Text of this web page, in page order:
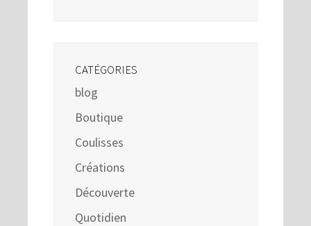
CATÉGORIES
blog
Boutique
Coulisses
Créations
Découverte
Quotidien